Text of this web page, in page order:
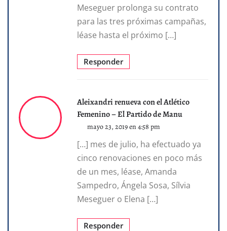
Meseguer prolonga su contrato
para las tres próximas campañas,
léase hasta el próximo […]
Responder
Aleixandri renueva con el Atlético
Femenino – El Partido de Manu
mayo 23, 2019 en 4:58 pm
[…] mes de julio, ha efectuado ya
cinco renovaciones en poco más
de un mes, léase, Amanda
Sampedro, Ángela Sosa, Sílvia
Meseguer o Elena […]
Responder